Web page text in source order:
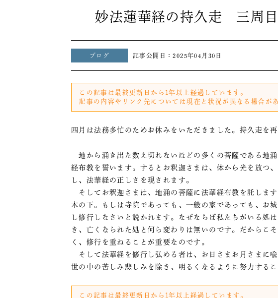
妙法蓮華経の持久走 三周
ブログ 記事公開日：2025年04月30日
この記事は最終更新日から1年以上経過しています。
記事の内容やリンク先については現在と状況が異なる場合が
四月は法務多忙のためお休みをいただきました。持久走を再
地から涌き出た数え切れないほどの多くの菩薩である地
経布教を誓います。するとお釈迦さまは、体から光を放つ
し、法華経の正しさを現されます。
そしてお釈迦さまは、地涌の菩薩に法華経布教を託しま
木の下。もしは寺院であっても、一般の家であっても、お
し修行しなさいと説かれます。なぜならば私たちがいる処
き、亡くなられた処と何ら変わりは無いのです。だからこ
く、修行を重ねることが重要なのです。
そして法華経を修行し弘める者は、お日さまお月さまに
世の中の苦しみ悲しみを除き、明るくなるように努力するこ
この記事は最終更新日から1年以上経過しています。